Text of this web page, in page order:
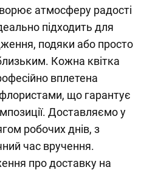
атмосферу радості
підходить для
подяки або просто
Кожна квітка
вплетена
що гарантує
Доставляємо у
робочих днів, з
час вручення.
про доставку на